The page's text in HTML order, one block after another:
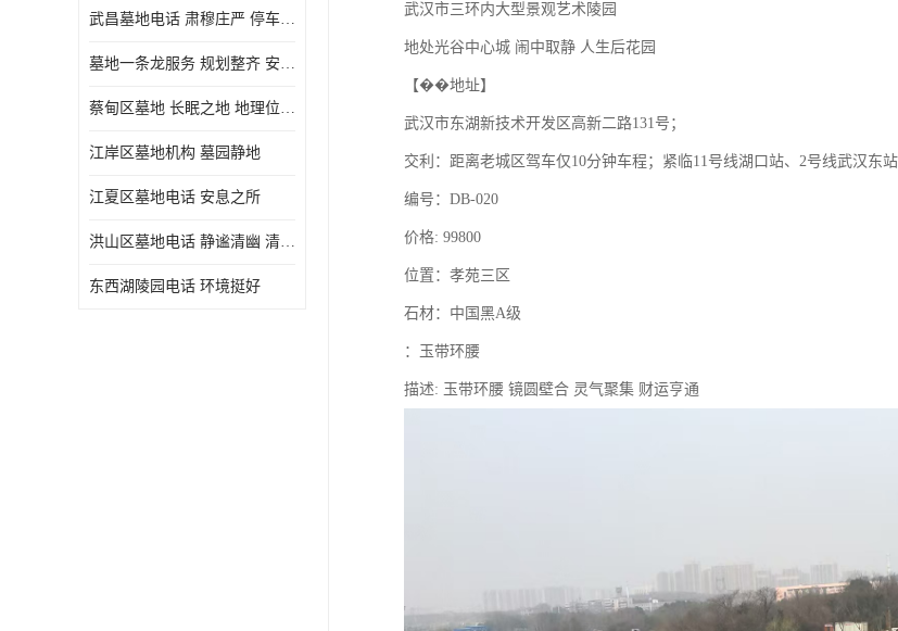
武昌墓地电话 肃穆庄严 停车方便
墓地一条龙服务 规划整齐 安息之所
蔡甸区墓地 长眠之地 地理位置好
江岸区墓地机构 墓园静地
江夏区墓地电话 安息之所
洪山区墓地电话 静谧清幽 清净雅致
东西湖陵园电话 环境挺好
武汉市三环内大型景观艺术陵园
地处光谷中心城 闹中取静 人生后花园
【��地址】
武汉市东湖新技术开发区高新二路131号；
交利：距离老城区驾车仅10分钟车程；紧临11号线湖口站、2号线武汉东站
编号：DB-020
价格: 99800
位置：孝苑三区
石材：中国黑A级
：玉带环腰
描述: 玉带环腰 镜圆壁合 灵气聚集 财运亨通